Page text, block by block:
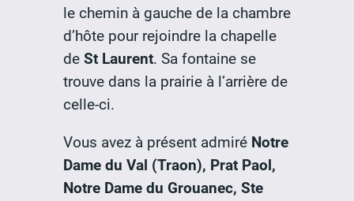
le chemin à gauche de la chambre
d’hôte pour rejoindre la chapelle
de St Laurent. Sa fontaine se
trouve dans la prairie à l’arrière de
celle-ci.
Vous avez à présent admiré Notre
Dame du Val (Traon), Prat Paol,
Notre Dame du Grouanec, Ste